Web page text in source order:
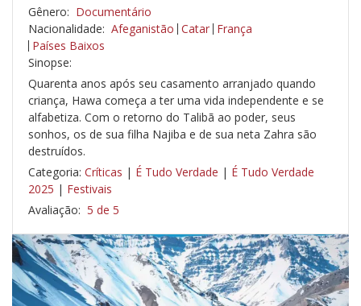
Gênero: Documentário
Nacionalidade: Afeganistão Catar França
Países Baixos
Sinopse:
Quarenta anos após seu casamento arranjado quando
criança, Hawa começa a ter uma vida independente e se
alfabetiza. Com o retorno do Talibã ao poder, seus
sonhos, os de sua filha Najiba e de sua neta Zahra são
destruídos.
Categoria: Críticas | É Tudo Verdade | É Tudo Verdade
2025 | Festivais
Avaliação: 5 de 5